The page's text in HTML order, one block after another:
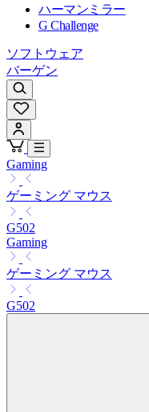
ハーマンミラー
G Challenge
ソフトウェア
バーゲン
Gaming
ゲーミング マウス
G502
Gaming
ゲーミング マウス
G502